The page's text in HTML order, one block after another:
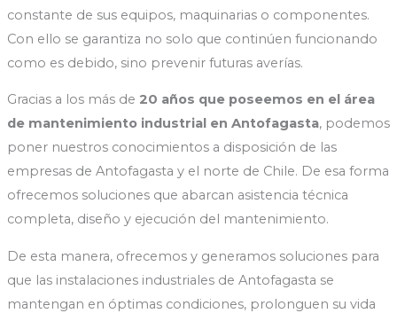
constante de sus equipos, maquinarias o componentes.
Con ello se garantiza no solo que continúen funcionando
como es debido, sino prevenir futuras averías.
Gracias a los más de 20 años que poseemos en el área
de mantenimiento industrial en Antofagasta, podemos
poner nuestros conocimientos a disposición de las
empresas de Antofagasta y el norte de Chile. De esa forma
ofrecemos soluciones que abarcan asistencia técnica
completa, diseño y ejecución del mantenimiento.
De esta manera, ofrecemos y generamos soluciones para
que las instalaciones industriales de Antofagasta se
mantengan en óptimas condiciones, prolonguen su vida